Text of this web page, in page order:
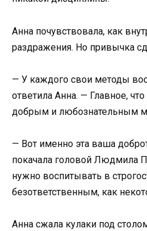
Анна почувствовала, как
раздражения. Но привычка
— У каждого свои методы
ответила Анна. — Главное,
добрым и любознательным
— Вот именно эта ваша
покачала головой Людмила
нужно воспитывать в
безответственным, как
Анна сжала кулаки под